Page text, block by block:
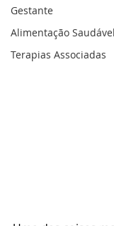
Gestante
Alimentação Saudável
Terapias Associadas